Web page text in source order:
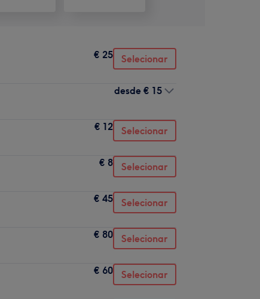
€ 25 Selecionar
desde € 15
€ 12 Selecionar
€ 8 Selecionar
€ 45 Selecionar
€ 80 Selecionar
€ 60 Selecionar